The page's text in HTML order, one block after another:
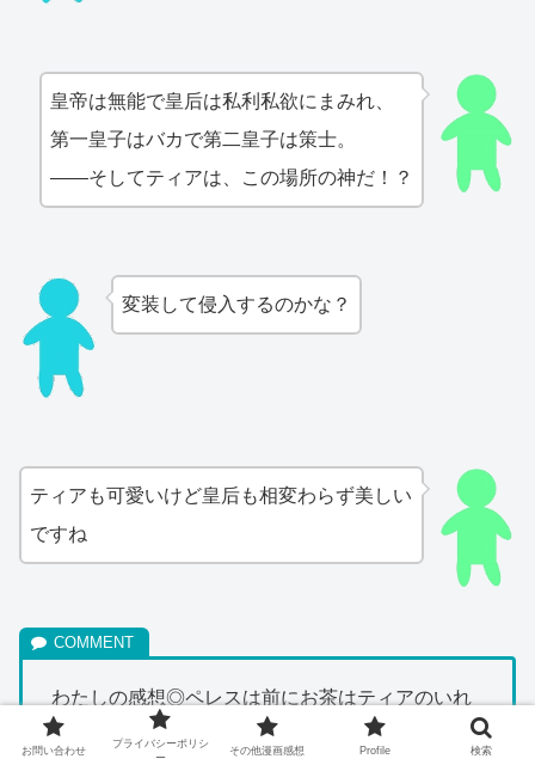
皇帝は無能で皇后は私利私欲にまみれ、
第一皇子はバカで第二皇子は策士。
――そしてティアは、この場所の神だ！？
変装して侵入するのかな？
ティアも可愛いけど皇后も相変わらず美しい
ですね
わたしの感想◎ペレスは前にお茶はティアのいれ
てくれたものしか飲まないって言っていたから、
お問い合わせ
プライバシーポリシ
ー
その他漫画感想 Profile 検索